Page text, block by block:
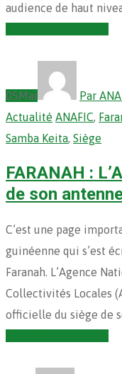
audience de haut
05Mai
Par
Actualité ANAFIC
Samba Keita Siège
FARANAH :
de son
C’est une page
guinéenne qui s’est
Faranah. L’Agence
Collectivités Locales
officielle du siège de